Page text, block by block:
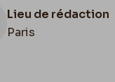
Lieu de rédaction
Paris